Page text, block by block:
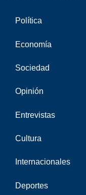
Política
Economía
Sociedad
Opinión
Entrevistas
Cultura
Internacionales
Deportes